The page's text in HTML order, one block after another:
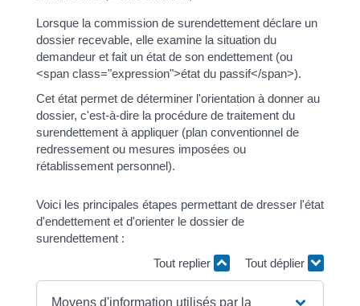
Lorsque la commission de surendettement déclare un
dossier recevable, elle examine la situation du
demandeur et fait un état de son endettement (ou
<span class="expression">état du passif</span>).
Cet état permet de déterminer l'orientation à donner au
dossier, c'est-à-dire la procédure de traitement du
surendettement à appliquer (plan conventionnel de
redressement ou mesures imposées ou
rétablissement personnel).
Voici les principales étapes permettant de dresser l'état
d'endettement et d'orienter le dossier de
surendettement :
Tout replier
Tout déplier
Moyens d'information utilisés par la